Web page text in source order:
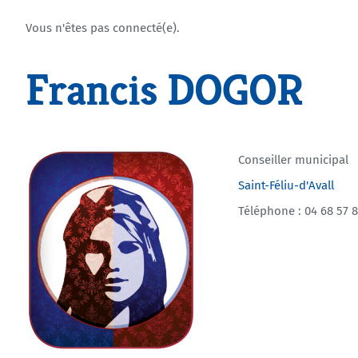
Vous n'êtes pas connecté(e).
Francis DOGOR
Conseiller municipal
Saint-Féliu-d'Avall
Téléphone : 04 68 57